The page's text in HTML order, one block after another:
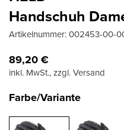
Handschuh
Artikelnummer:002453-00-
89,20€
inkl. MwSt., zzgl. Versand
Farbe/Variante